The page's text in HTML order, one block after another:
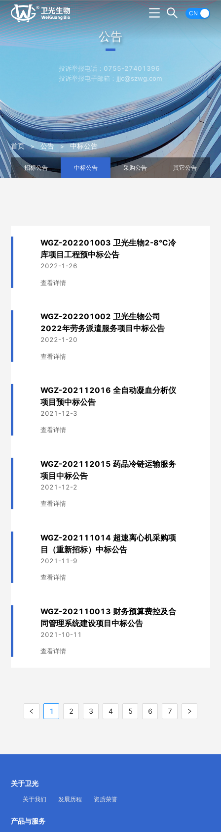
CN
公告
投诉举报电话：0755-27401396
投诉举报电子邮箱：jjjc@szwg.com
首页 公告 中标公告
招标公告 中标公告 采购公告 其它公告
WGZ-202201003 卫光生物2-8℃冷
库项目工程预中标公告
2022-1-26
查看详情
WGZ-202201002 卫光生物公司
2022年劳务派遣服务项目中标公告
2022-1-20
查看详情
WGZ-202112016 全自动凝血分析仪
项目预中标公告
2021-12-3
查看详情
WGZ-202112015 药品冷链运输服务
项目中标公告
2021-12-2
查看详情
WGZ-202111014 超速离心机采购项
目（重新招标）中标公告
2021-11-9
查看详情
WGZ-202110013 财务预算费控及合
同管理系统建设项目中标公告
2021-10-11
查看详情
1 2 3 4 5 6 7
关于卫光
关于我们 发展历程 资质荣誉
产品与服务